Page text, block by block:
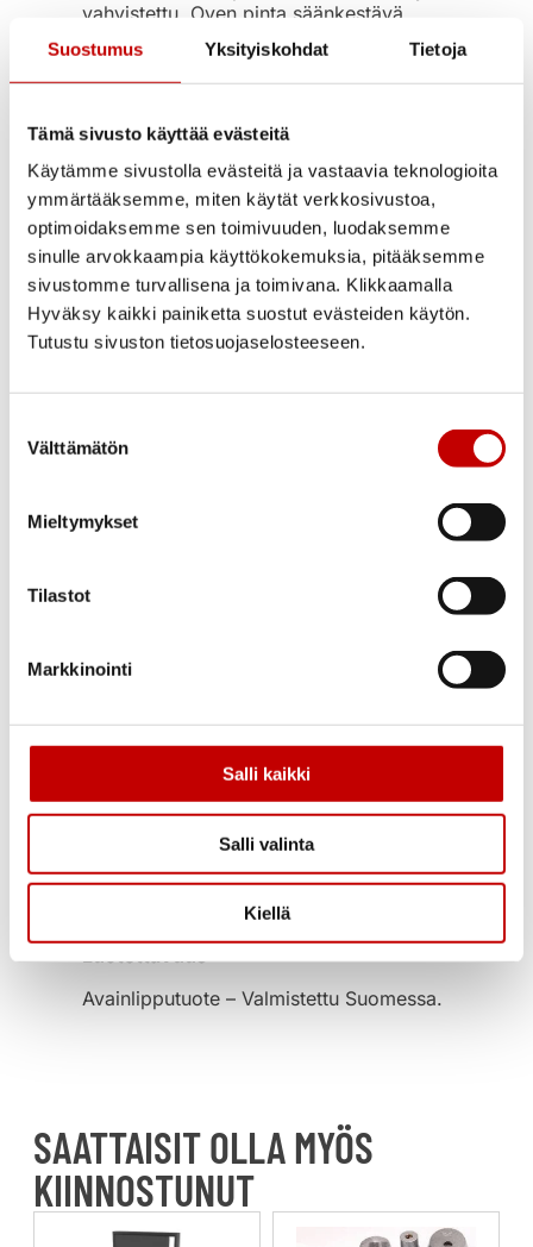
Suostumus Yksityiskohdat Tietoja
Tämä sivusto käyttää evästeitä
Käytämme sivustolla evästeitä ja vastaavia teknologioita
ymmärtääksemme, miten käytät verkkosivustoa,
optimoidaksemme sen toimivuuden, luodaksemme
sinulle arvokkaampia käyttökokemuksia, pitääksemme
sivustomme turvallisena ja toimivana. Klikkaamalla
Hyväksy kaikki painiketta suostut evästeiden käytön.
Tutustu sivuston tietosuojaselosteeseen.
valinta
Välttämätön
Mieltymykset
Tilastot
Markkinointi
Salli kaikki
Salli valinta
Kiellä
vahvistettu. Oven pinta säänkestävä
HDF-pinta maalattu tummanharmaa RAL
7024. Ulkopuolella urakuvio ja
sisäpuolelta sileä.
Saranat
Murtosuojatut säädettävät saranat 3 kpl.
Lukkorunko
Lukkorunko Dorma DL3115 lukkorunko +
säädettävä vastarauta Dorma DS 9010,
yhteensopivat useampien Suomen
markkinoilla olevien helojen kanssa,
kuten Abloyn tuotteet.
Tiivistys
Ovilehdessä ja karmissa silikonitiiviste
Mäntyliimapuukarmi 115 mm, Tammen
Oikea
Takuu
Poistotuotteelle ei myönnetä takuuta.
Avainlipputuote – Valmistettu Suomessa.
SAATTAISIT OLLA MYÖS
KIINNOSTUNUT